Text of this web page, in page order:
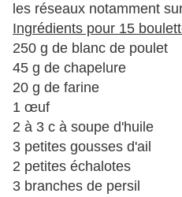
les réseaux notamment
Ingrédients pour 15
250 g de blanc de poulet
45 g de chapelure
20 g de farine
1 œuf
2 à 3 c à soupe d'huile
3 petites gousses d'ail
2 petites échalotes
3 branches de persil